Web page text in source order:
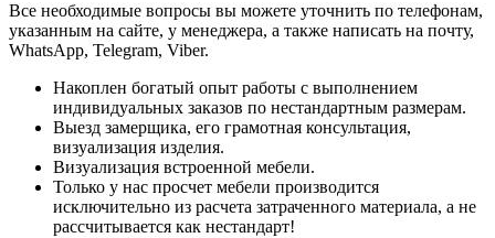
Все необходимые вопросы вы можете уточнить по телефонам,
указанным на сайте, у менеджера, а также написать на почту,
WhatsApp, Telegram, Viber.
Накоплен богатый опыт работы с выполнением
индивидуальных заказов по нестандартным размерам.
Выезд замерщика, его грамотная консультация,
визуализация изделия.
Визуализация встроенной мебели.
Только у нас просчет мебели производится
исключительно из расчета затраченного материала, а не
рассчитывается как нестандарт!